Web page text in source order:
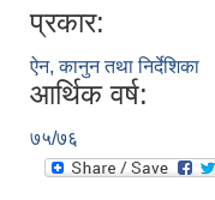
प्रकार:
ऐन, कानुन तथा निर्देशिका
आर्थिक वर्ष:
७५/७६